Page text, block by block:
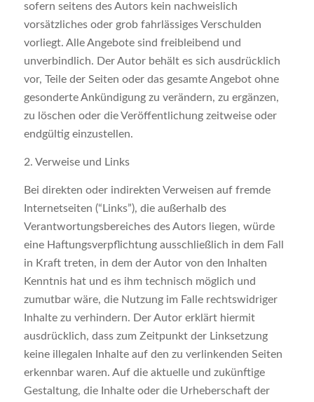
sofern seitens des Autors kein nachweislich
vorsätzliches oder grob fahrlässiges Verschulden
vorliegt. Alle Angebote sind freibleibend und
unverbindlich. Der Autor behält es sich ausdrücklich
vor, Teile der Seiten oder das gesamte Angebot ohne
gesonderte Ankündigung zu verändern, zu ergänzen,
zu löschen oder die Veröffentlichung zeitweise oder
endgültig einzustellen.
2. Verweise und Links
Bei direkten oder indirekten Verweisen auf fremde
Internetseiten (“Links”), die außerhalb des
Verantwortungsbereiches des Autors liegen, würde
eine Haftungsverpflichtung ausschließlich in dem Fall
in Kraft treten, in dem der Autor von den Inhalten
Kenntnis hat und es ihm technisch möglich und
zumutbar wäre, die Nutzung im Falle rechtswidriger
Inhalte zu verhindern. Der Autor erklärt hiermit
ausdrücklich, dass zum Zeitpunkt der Linksetzung
keine illegalen Inhalte auf den zu verlinkenden Seiten
erkennbar waren. Auf die aktuelle und zukünftige
Gestaltung, die Inhalte oder die Urheberschaft der